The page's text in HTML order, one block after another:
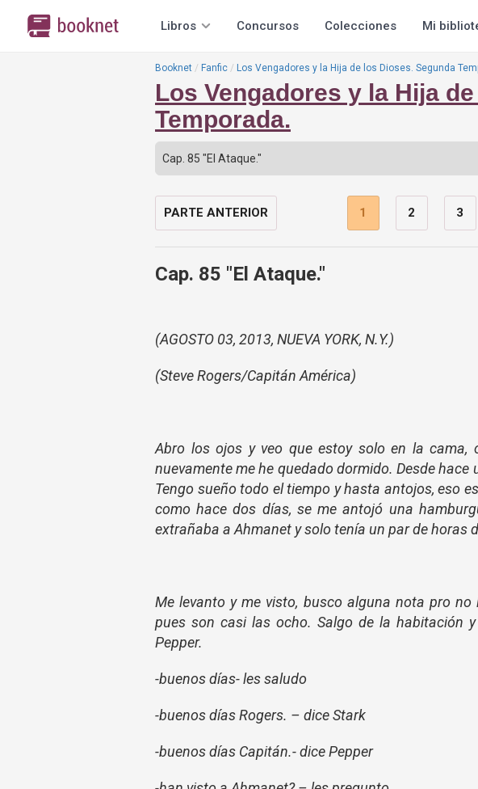
Libros Concursos Colecciones Mi
Booknet Fanfic Los Vengadores y la Hija de los Dioses. Segunda
Los Vengadores y la Hija
Temporada.
PARTE ANTERIOR 1 2 3
Cap. 85 "El Ataque."
(AGOSTO 03, 2013, NUEVA YORK, N.Y.)
(Steve Rogers/Capitán América)
Abro los ojos y veo que estoy solo en la cama,
nuevamente me he quedado dormido. Desde
Tengo sueño todo el tiempo y hasta antojos, eso
como hace dos días, se me antojó una
extrañaba a Ahmanet y solo tenía un par de horas
Me levanto y me visto, busco alguna nota pro
pues son casi las ocho. Salgo de la habitación
Pepper.
-buenos días- les saludo
-buenos días Rogers. – dice Stark
-buenos días Capitán.- dice Pepper